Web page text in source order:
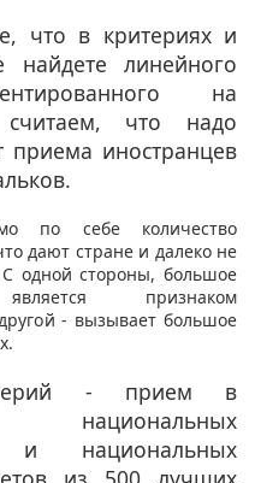
что в критериях и
линейного
на
что надо
приема иностранцев
по себе количество
дают стране и далеко не
С одной стороны, большое
признаком
- вызывает большое
- прием в
национальных
и национальных